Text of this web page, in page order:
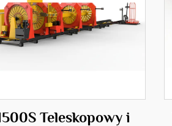
Teleskopowy i